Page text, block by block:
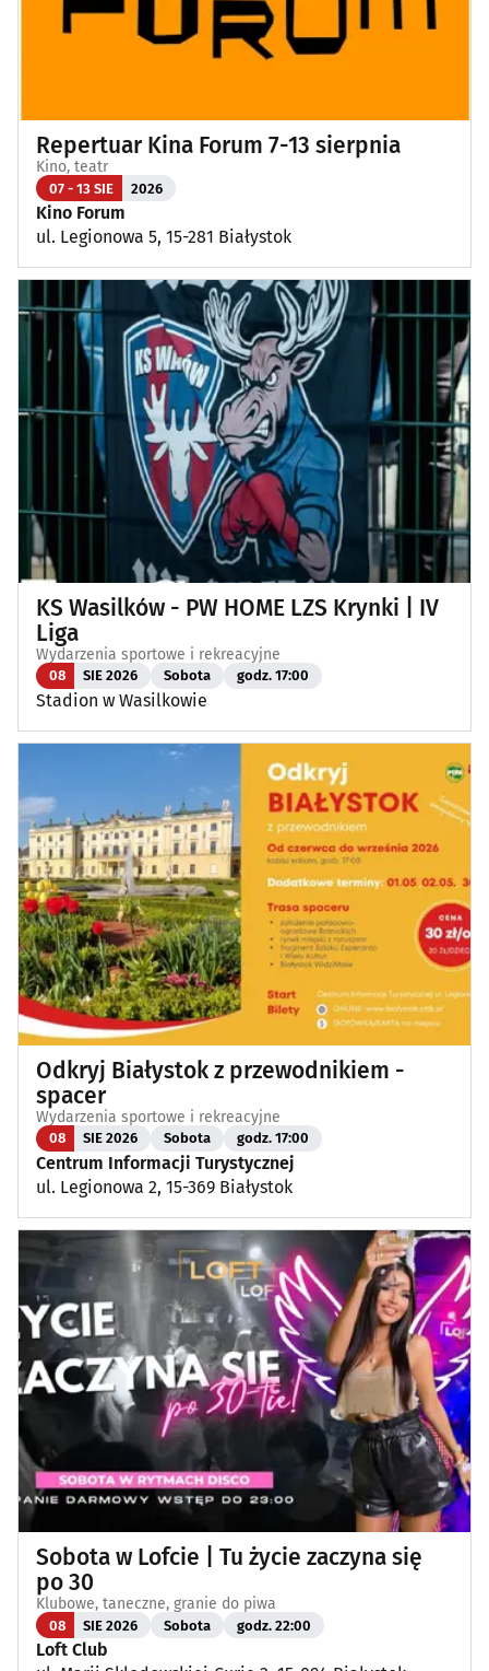
Repertuar Kina Forum 7-13 sierpnia
Kino, teatr
07 - 13 SIE 2026
Kino Forum
ul. Legionowa 5, 15-281 Białystok
KS Wasilków - PW HOME LZS Krynki | IV
Liga
Wydarzenia sportowe i rekreacyjne
08 SIE 2026 Sobota godz. 17:00
Stadion w Wasilkowie
Odkryj Białystok z przewodnikiem -
spacer
Wydarzenia sportowe i rekreacyjne
08 SIE 2026 Sobota godz. 17:00
Centrum Informacji Turystycznej
ul. Legionowa 2, 15-369 Białystok
Sobota w Lofcie | Tu życie zaczyna się
po 30
Klubowe, taneczne, granie do piwa
08 SIE 2026 Sobota godz. 22:00
Loft Club